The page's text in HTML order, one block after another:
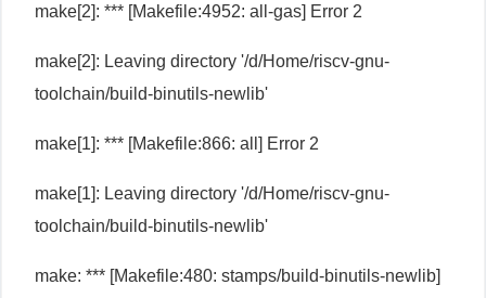
make[2]: *** [Makefile:4952: all-gas] Error 2
make[2]: Leaving directory '/d/Home/riscv-gnu-
toolchain/build-binutils-newlib'
make[1]: *** [Makefile:866: all] Error 2
make[1]: Leaving directory '/d/Home/riscv-gnu-
toolchain/build-binutils-newlib'
make: *** [Makefile:480: stamps/build-binutils-newlib]